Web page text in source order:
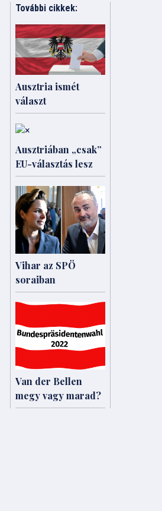
További cikkek:
Ausztria ismét
választ
Ausztriában „csak”
EU-választás lesz
Vihar az SPÖ
soraiban
Van der Bellen
megy vagy marad?